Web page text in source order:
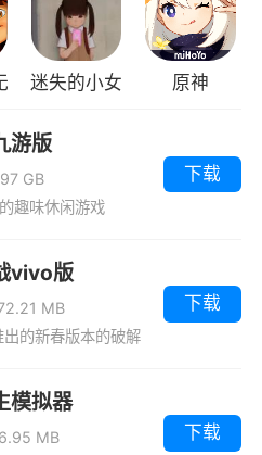
的开放世界冒险手游，
己的就是开启冒险，还
器，有着不同的属性，
之间的克制关系进行战
炎日之途」现已推出！
的道路，流泉的游龙捎
的彼端，炽烈的长诗回
迷失的小女
原神
游版
GB
趣味休闲游戏
下载
vivo版
MB
的新春版本的破解
下载
模拟器
MB
下载